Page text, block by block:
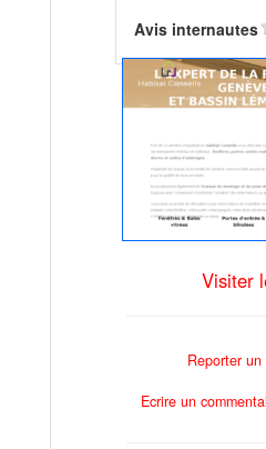
Avis internautes
Visiter
Reporter un
Ecrire un